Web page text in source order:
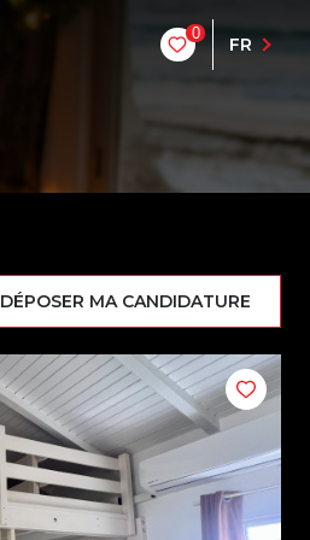
0
FR
DÉPOSER MA CANDIDATURE